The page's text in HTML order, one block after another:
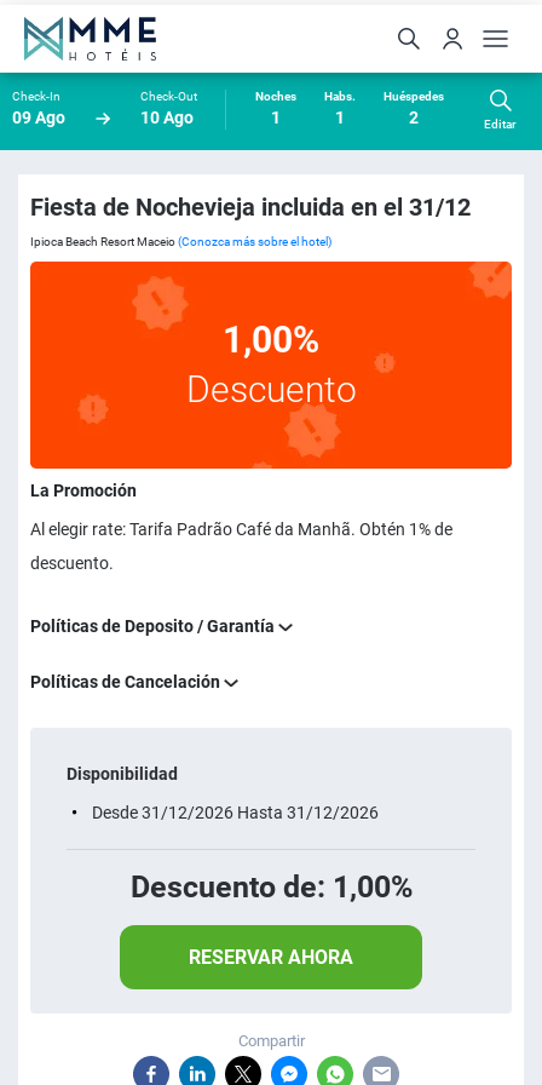
Check-In
09 Ago
Check-Out
10 Ago
Noches
1
Habs.
1
Huéspedes
2 Editar
Fiesta de Nochevieja incluida en el 31/12
Ipioca Beach Resort Maceio(Conozca más sobre el hotel)
1,00%
Descuento
La Promoción
Al elegir rate: Tarifa Padrão Café da Manhã. Obtén 1% de
descuento.
Políticas de Deposito / Garantía
Políticas de Cancelación
Disponibilidad
Desde 31/12/2026 Hasta 31/12/2026
Descuento de: 1,00%
RESERVAR AHORA
Compartir